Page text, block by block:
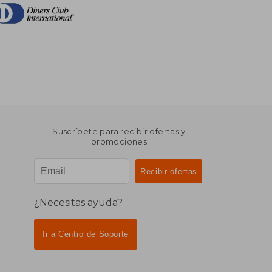
Suscríbete para recibir ofertas y
promociones
¿Necesitas ayuda?
Ir a Centro de Soporte